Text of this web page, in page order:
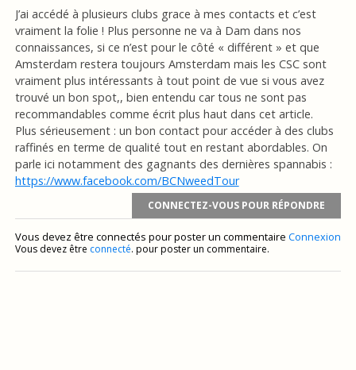
J’ai accédé à plusieurs clubs grace à mes contacts et c’est
vraiment la folie ! Plus personne ne va à Dam dans nos
connaissances, si ce n’est pour le côté « différent » et que
Amsterdam restera toujours Amsterdam mais les CSC sont
vraiment plus intéressants à tout point de vue si vous avez
trouvé un bon spot,, bien entendu car tous ne sont pas
recommandables comme écrit plus haut dans cet article.
Plus sérieusement : un bon contact pour accéder à des clubs
raffinés en terme de qualité tout en restant abordables. On
parle ici notamment des gagnants des dernières spannabis :
https://www.facebook.com/BCNweedTour
CONNECTEZ-VOUS POUR RÉPONDRE
Vous devez être connectés pour poster un commentaire Connexion
Vous devez être connecté. pour poster un commentaire.